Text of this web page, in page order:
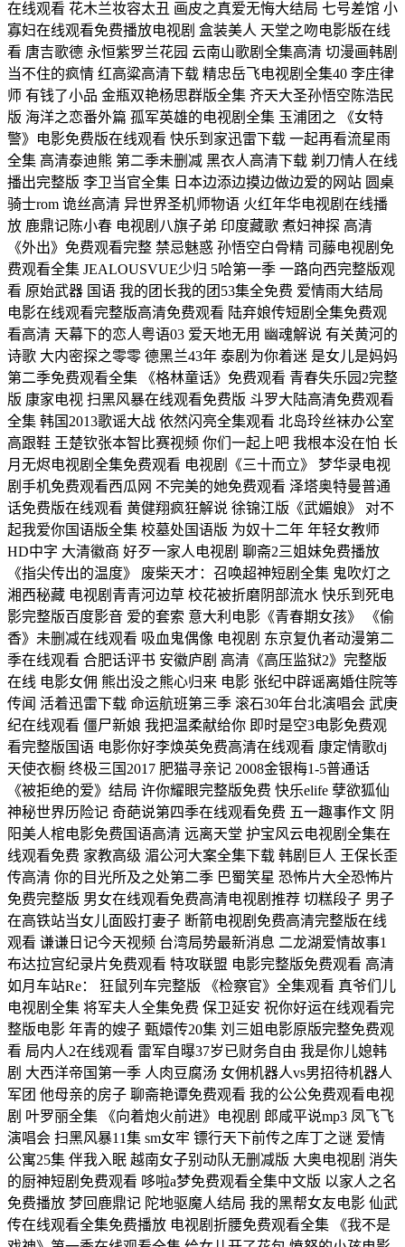
在线观看 花木兰妆容太丑 画皮之真爱无悔大结局 七号差馆 小
寡妇在线观看免费播放电视剧 盒装美人 天堂之吻电影版在线
看 唐吉歌德 永恒紫罗兰花园 云南山歌剧全集高清 切漫画韩剧
当不住的疯情 红高粱高清下载 精忠岳飞电视剧全集40 李庄律
师 有钱了小品 金瓶双艳杨思群版全集 齐天大圣孙悟空陈浩民
版 海洋之恋番外篇 孤军英雄的电视剧全集 玉浦团之 《女特
警》电影免费版在线观看 快乐到家迅雷下载 一起再看流星雨
全集 高清泰迪熊 第二季未删减 黑衣人高清下载 剃刀情人在线
播出完整版 李卫当官全集 日本边添边摸边做边爱的网站 圆桌
骑士rom 诡丝高清 异世界圣机师物语 火红年华电视剧在线播
放 鹿鼎记陈小春 电视剧八旗子弟 印度藏歌 煮妇神探 高清
《外出》免费观看完整 禁忌魅惑 孙悟空白骨精 司藤电视剧免
费观看全集 JEALOUSVUE少归 5哈第一季 一路向西完整版观
看 原始武器 国语 我的团长我的团53集全免费 爱情雨大结局
电影在线观看完整版高清免费观看 陆弃娘传短剧全集免费观
看高清 天幕下的恋人粤语03 爱天地无用 幽魂解说 有关黄河的
诗歌 大内密探之零零 德黑兰43年 泰剧为你着迷 是女儿是妈妈
第二季免费观看全集 《格林童话》免费观看 青春失乐园2完整
版 康家电视 扫黑风暴在线观看免费版 斗罗大陆高清免费观看
全集 韩国2013歌谣大战 依然闪亮全集观看 北岛玲丝袜办公室
高跟鞋 王楚钦张本智比赛视频 你们一起上吧 我根本没在怕 长
月无烬电视剧全集免费观看 电视剧《三十而立》 梦华录电视
剧手机免费观看西瓜网 不完美的她免费观看 泽塔奥特曼普通
话免费版在线观看 黄健翔疯狂解说 徐锦江版《武媚娘》 对不
起我爱你国语版全集 校墓处国语版 为奴十二年 年轻女教师
HD中字 大清徽商 好歹一家人电视剧 聊斋2三姐妹免费播放
《指尖传出的温度》 废柴天才：召唤超神短剧全集 鬼吹灯之
湘西秘藏 电视剧青青河边草 校花被折磨阴部流水 快乐到死电
影完整版百度影音 爱的套索 意大利电影《青春期女孩》 《偷
香》未删减在线观看 吸血鬼偶像 电视剧 东京复仇者动漫第二
季在线观看 合肥话评书 安徽庐剧 高清《高压监狱2》完整版
在线 电影女佣 熊出没之熊心归来 电影 张纪中辟谣离婚住院等
传闻 活着迅雷下载 命运航班第三季 滚石30年台北演唱会 武庚
纪在线观看 僵尸新娘 我把温柔献给你 即时是空3电影免费观
看完整版国语 电影你好李焕英免费高清在线观看 康定情歌dj
天使衣橱 终极三国2017 肥猫寻亲记 2008金银梅1-5普通话
《被拒绝的爱》结局 许你耀眼完整版免费 快乐elife 孽欲狐仙
神秘世界历险记 奇葩说第四季在线观看免费 五一趣事作文 阴
阳美人棺电影免费国语高清 远离天堂 护宝风云电视剧全集在
线观看免费 家教高级 湄公河大案全集下载 韩剧巨人 王保长歪
传高清 你的目光所及之处第二季 巴蜀笑星 恐怖片大全恐怖片
免费完整版 男女在线观看免费高清电视剧推荐 切糕段子 男子
在高铁站当女儿面殴打妻子 断箭电视剧免费高清完整版在线
观看 谦谦日记今天视频 台湾局势最新消息 二龙湖爱情故事1
布达拉宫纪录片免费观看 特攻联盟 电影完整版免费观看 高清
如月车站Re： 狂鼠列车完整版 《检察官》全集观看 真爷们儿
电视剧全集 将军夫人全集免费 保卫延安 祝你好运在线观看完
整版电影 年青的嫂子 甄嬛传20集 刘三姐电影原版完整免费观
看 局内人2在线观看 雷军自曝37岁已财务自由 我是你儿媳韩
剧 大西洋帝国第一季 人肉豆腐汤 女佣机器人vs男招待机器人
军团 他母亲的房子 聊斋艳谭免费观看 我的公公免费观看电视
剧 叶罗丽全集 《向着炮火前进》电视剧 郎咸平说mp3 凤飞飞
演唱会 扫黑风暴11集 sm女牢 镖行天下前传之库丁之谜 爱情
公寓25集 伴我入眠 越南女子别动队无删减版 大奥电视剧 消失
的厨神短剧免费观看 哆啦a梦免费观看全集中文版 以家人之名
免费播放 梦回鹿鼎记 陀地驱魔人结局 我的黑帮女友电影 仙武
传在线观看全集免费播放 电视剧折腰免费观看全集 《我不是